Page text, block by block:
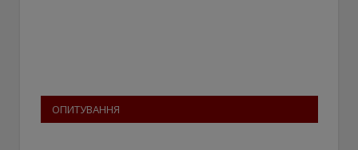
ОПИТУВАННЯ